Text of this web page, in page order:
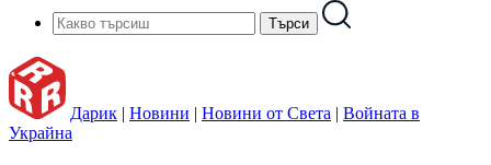
Дарик | Новини | Новини от Света | Войната в
Украйна